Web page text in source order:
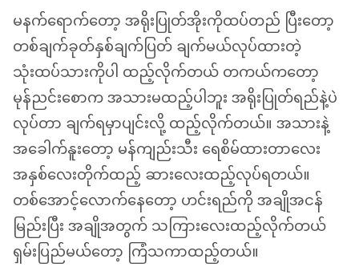
မနက်ရောက်တော့ အရိုးပြုတ်အိုးကိုထပ်တည် ပြီးတော့
တစ်ချက်ခုတ်နှစ်ချက်ပြတ် ချက်မယ်လုပ်ထားတဲ့
သုံးထပ်သားကိုပါ ထည့်လိုက်တယ် တကယ်ကတော့
မုန်ညင်းစောက အသားမထည့်ပါဘူး အရိုးပြုတ်ရည်နဲ့ပဲ
လုပ်တာ ချက်ရမှာပျင်းလို့ ထည့်လိုက်တယ်။ အသားနဲ့
အခေါက်နူးတော့ မန်ကျည်းသီး ရေစိမ်ထားတာလေး
အနှစ်လေးတိုက်ထည့် ဆားလေးထည့်လုပ်ရတယ်။
တစ်အောင့်လောက်နေတော့ ဟင်းရည်ကို အချိုအငန်
မြည်းပြီး အချိုအတွက် သကြားလေးထည့်လိုက်တယ်
ရှမ်းပြည်မယ်တော့ ကြံသကာထည့်တယ်။